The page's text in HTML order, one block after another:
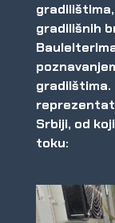
gradilišnih
gradilštima.
Srbiji, od
toku: